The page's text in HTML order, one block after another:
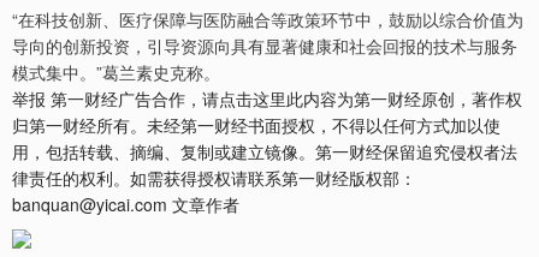
“在科技创新、医疗保障与医防融合等政策环节中，鼓励以综合价值为
导向的创新投资，引导资源向具有显著健康和社会回报的技术与服务
模式集中。”葛兰素史克称。
举报 第一财经广告合作，请点击这里此内容为第一财经原创，著作权
归第一财经所有。未经第一财经书面授权，不得以任何方式加以使
用，包括转载、摘编、复制或建立镜像。第一财经保留追究侵权者法
律责任的权利。如需获得授权请联系第一财经版权部：
banquan@yicai.com 文章作者